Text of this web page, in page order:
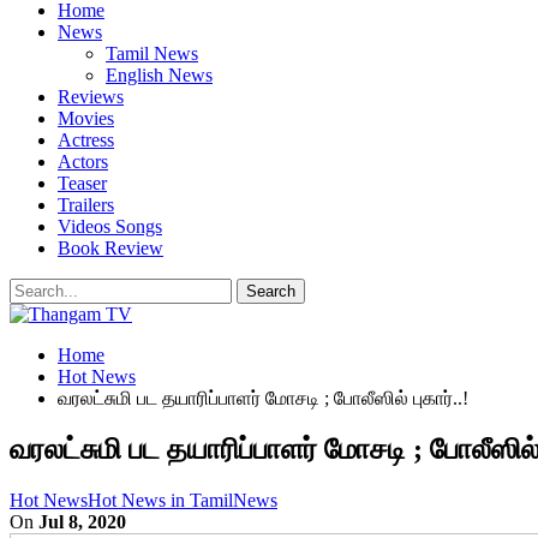
Home
News
Tamil News
English News
Reviews
Movies
Actress
Actors
Teaser
Trailers
Videos Songs
Book Review
Home
Hot News
வரலட்சுமி பட தயாரிப்பாளர் மோசடி ; போலீஸில் புகார்..!
வரலட்சுமி பட தயாரிப்பாளர் மோசடி ; போலீஸில்
Hot NewsHot News in TamilNews
On Jul 8, 2020